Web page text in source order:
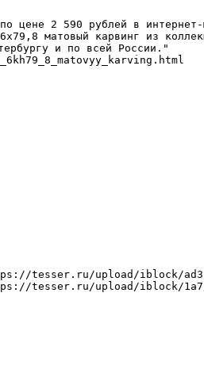
цене 2 590 рублей в интернет-
матовый карвинг из
и по всей России."
tesser.ru/upload/iblock/
tesser.ru/upload/iblock/